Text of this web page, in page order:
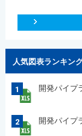
人気図表ランキン
1 開発パイプ
2 開発パイプ